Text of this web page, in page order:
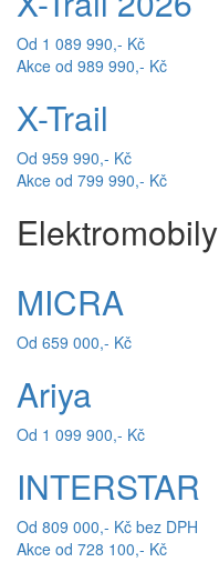
Od 1 089 990,- Kč
Akce od 989 990,- Kč
X-Trail
Od 959 990,- Kč
Akce od 799 990,- Kč
Elektromobily
MICRA
Od 659 000,- Kč
Ariya
Od 1 099 900,- Kč
INTERSTAR
Od 809 000,- Kč bez DPH
Akce od 728 100,- Kč